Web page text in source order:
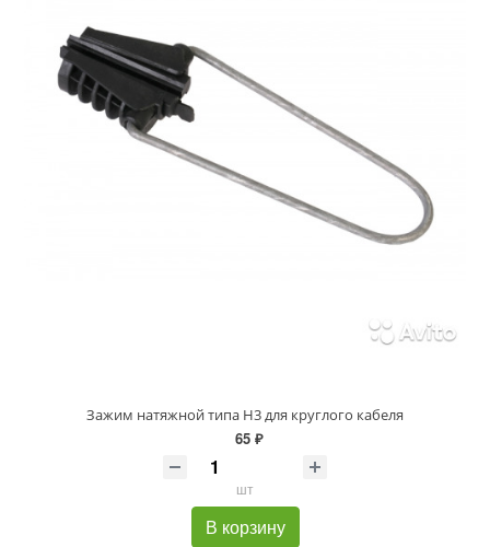
Зажим натяжной типа H3 для круглого кабеля
65 ₽
шт
В корзину